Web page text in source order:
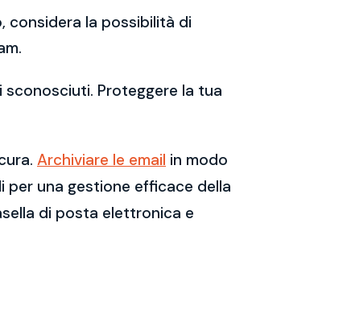
considera la possibilità di
Proteggere la tua
Archiviare le email in modo
per una gestione efficace della
di posta elettronica e